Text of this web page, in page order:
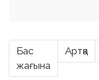
Бас
жағына
Артқа